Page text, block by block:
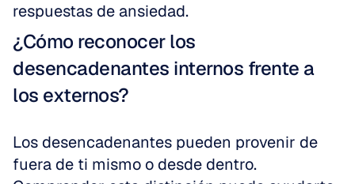
respuestas de ansiedad.
¿Cómo reconocer los
desencadenantes internos frente a
los externos?
Los desencadenantes pueden provenir de
fuera de ti mismo o desde dentro.